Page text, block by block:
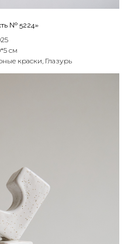
№ 5224»
см
краски, Глазурь